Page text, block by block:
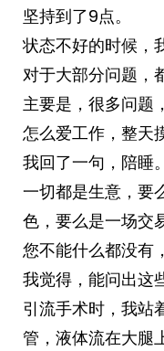
坚持到了9点。
状态不好的时候，
对于大部分问题，
主要是，很多问题
怎么爱工作，整天
我回了一句，陪睡。
一切都是生意，要
色，要么是一场交
您不能什么都没有
我觉得，能问出这
引流手术时，我站
管，液体流在大腿